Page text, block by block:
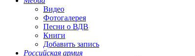
Видео
Фотогалерея
Песни о ВДВ
Книги
Добавить запись
Российская армия